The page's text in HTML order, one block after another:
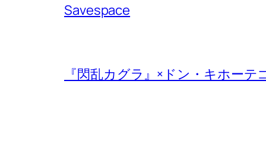
Savespace
『閃乱カグラ』×ドン・キホーテ